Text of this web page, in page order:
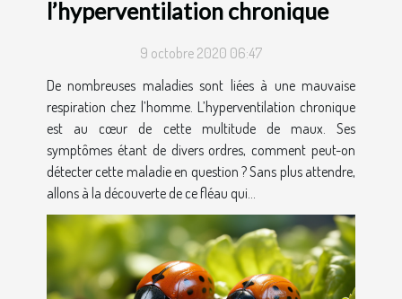
l’hyperventilation chronique
9 octobre 2020 06:47
De nombreuses maladies sont liées à une mauvaise
respiration chez l’homme. L’hyperventilation chronique
est au cœur de cette multitude de maux. Ses
symptômes étant de divers ordres, comment peut-on
détecter cette maladie en question ? Sans plus attendre,
allons à la découverte de ce fléau qui...